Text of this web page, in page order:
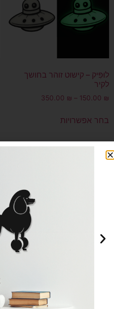
לוּפִּיק – קישוט זוהר בחושך
לקיר
150.00 ₪
–
350.00 ₪
בחר אפשרויות